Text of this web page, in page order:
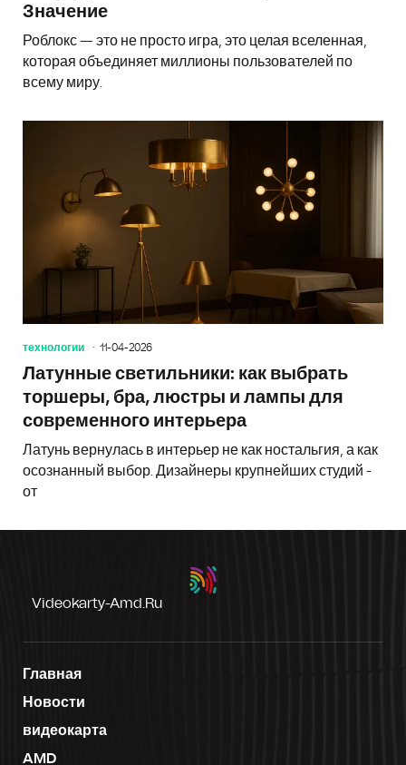
Значение
Роблокс — это не просто игра, это целая вселенная,
которая объединяет миллионы пользователей по
всему миру.
технологии 11-04-2026
Латунные светильники: как выбрать
торшеры, бра, люстры и лампы для
современного интерьера
Латунь вернулась в интерьер не как ностальгия, а как
осознанный выбор. Дизайнеры крупнейших студий -
от
Videokarty-Amd.ru
Главная
Новости
видеокарта
AMD